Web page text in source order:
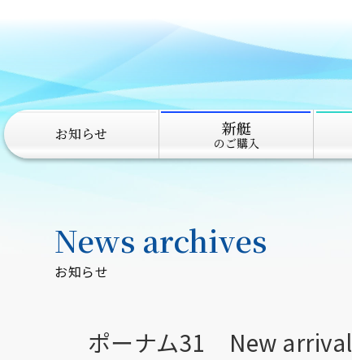
お知らせ 新艇
のご購入
お知らせ
News archives
ポーナム31 New arrival